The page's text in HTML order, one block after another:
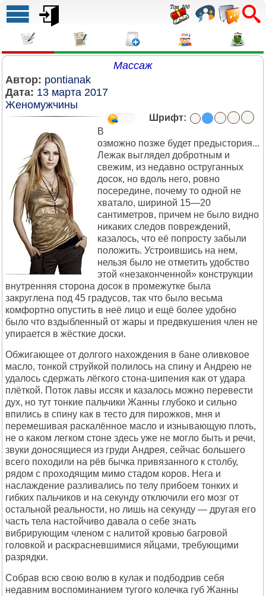
Массаж
Автор: pontianak
Дата: 13 марта 2017
Женомужчины
Шрифт:
В
озможно позже будет предыстория...
Лежак выглядел добротным и
свежим, из недавно оструганных
досок, но вдоль него, ровно
посередине, почему то одной не
хватало, шириной 15—20
сантиметров, причем не было видно
никаких следов повреждений,
казалось, что её попросту забыли
положить. Устроившись на нем,
нельзя было не отметить удобство
этой «незаконченной» конструкции
внутренняя сторона досок в промежутке была
закруглена под 45 градусов, так что было весьма
комфортно опустить в неё лицо и ещё более удобно
было что вздыбленный от жары и предвкушения член не
упирается в жёсткие доски.
Обжигающее от долгого нахождения в бане оливковое
масло, тонкой струйкой полилось на спину и Андрею не
удалось сдержать лёгкого стона-шипения как от удара
плёткой. Поток лавы иссяк и казалось можно перевести
дух, но тут тонкие пальчики Жанны глубоко и сильно
впились в спину как в тесто для пирожков, мня и
перемешивая раскалённое масло и изнывающую плоть,
не о каком легком стоне здесь уже не могло быть и речи,
звуки доносящиеся из груди Андрея, сейчас большего
всего походили на рёв бычка привязанного к столбу,
рядом с проходящим мимо стадом коров. Нега и
наслаждение разливались по телу прибоем тонких и
гибких пальчиков и на секунду отключили его мозг от
остальной реальности, но лишь на секунду — другая его
часть тела настойчиво давала о себе знать
вибрирующим членом с налитой кровью багровой
головкой и раскрасневшимися яйцами, требующими
разрядки.
Собрав всю свою волю в кулак и подбодрив себя
недавним воспоминанием тугого колечка губ Жанны